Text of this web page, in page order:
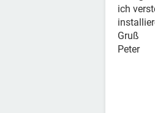
ich
Gruß
Peter